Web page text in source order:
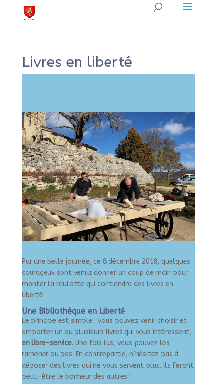
Livres en liberté
Par une belle journée, ce 8 décembre 2018, quelques
courageux sont venus donner un coup de main pour
monter la roulotte qui contiendra des livres en
liberté.
Une Bibliothèque en Liberté
Le principe est simple : vous pouvez venir choisir et
emporter un ou plusieurs livres qui vous intéressent,
en libre-service. Une fois lus, vous pouvez les
ramener ou pas. En contrepartie, n’hésitez pas à
déposer des livres qui ne vous servent plus. Ils feront
peut-être le bonheur des autres !